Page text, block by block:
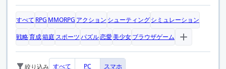
すべて RPG MMORPG アクション シューティングシミュレーション
戦略育成箱庭 スポーツパズル恋愛美少女ブラウザゲーム
絞り込み すべて PC スマホ